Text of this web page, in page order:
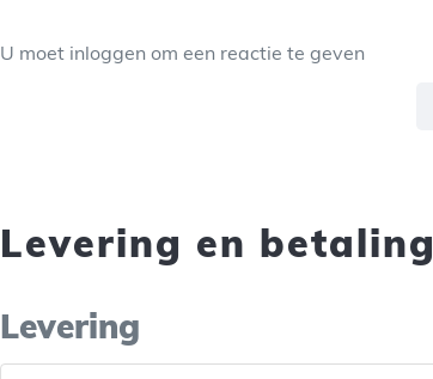
U moet inloggen om een reactie te geven
Levering en betaling
Levering